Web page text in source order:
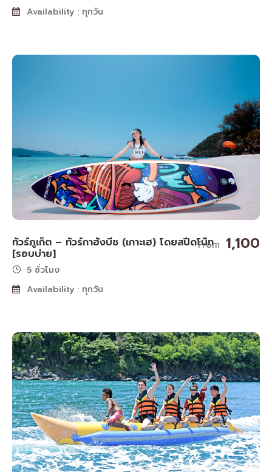
Availability : ทุกวัน
ทัวร์ภูเก็ต – ทัวร์กาฮังบีช (เกาะเฮ) โดยสปีดโบ๊ท
[รอบบ่าย]
From 1,100
5 ชั่วโมง
Availability : ทุกวัน